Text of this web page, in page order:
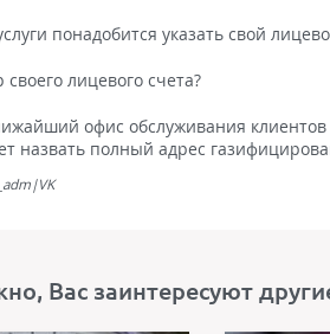
понадобится указать свой
лицевого счета?
офис обслуживания
назвать полный адрес
Вас заинтересуют